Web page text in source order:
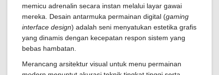
memicu adrenalin secara instan melalui layar gawai
mereka. Desain antarmuka permainan digital (gaming
interface design) adalah seni menyatukan estetika grafis
yang dinamis dengan kecepatan respon sistem yang
bebas hambatan.
Merancang arsitektur visual untuk menu permainan